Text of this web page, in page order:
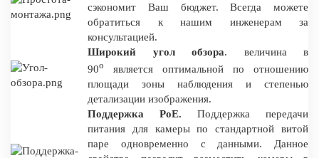
сэкономит Ваш бюджет. Всегда можете
обратиться к нашим инженерам за
консультацией.
Широкий угол обзора. величина в
90о
является оптимальной по отношению
площади зоны наблюдения и степенью
детализации изображения.
Поддержка PoE. Поддержка передачи
питания для камеры по стандартной витой
паре одновременно с данными. Данное